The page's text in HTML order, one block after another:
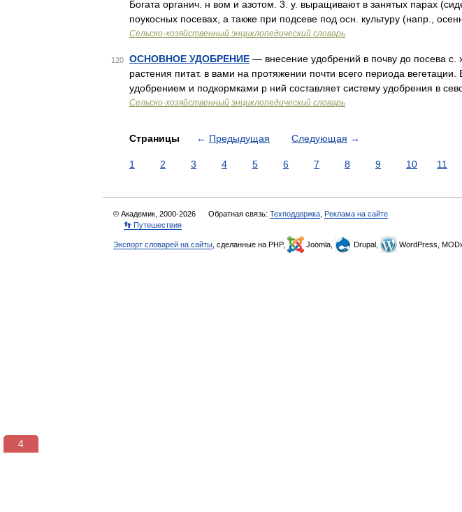
Богата органич. н вом и азотом. 3. у. выращивают в занятых парах
поукосных посевах, а также при подсеве под осн. культуру (напр.,
Сельско-хозяйственный энциклопедический словарь
120 ОСНОВНОЕ УДОБРЕНИЕ — внесение удобрений в почву до посева с.
растения питат. в вами на протяжении почти всего периода
удобрением и подкормками р ний составляет систему удобрения в
Сельско-хозяйственный энциклопедический словарь
Страницы ← Предыдущая Следующая →
1 2 3 4 5 6 7 8 9 10 11
© Академик, 2000-2026 Обратная связь: Техподдержка Реклама на сайте
👣 Путешествия
Экспорт словарей на сайты , сделанные на PHP, Joomla, Drupal, WordPress,
3